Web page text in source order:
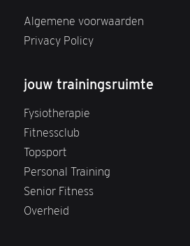
Algemene voorwaarden
Privacy Policy
jouw trainingsruimte
Fysiotherapie
Fitnessclub
Topsport
Personal Training
Senior Fitness
Overheid